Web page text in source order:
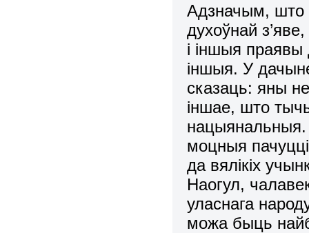
Адзначым, што
духоўнай
i iншыя праявы
iншыя. У
сказаць: яны
iншае, што
моцныя
да вялiкiх
Наогул,
уласнага
можа быць